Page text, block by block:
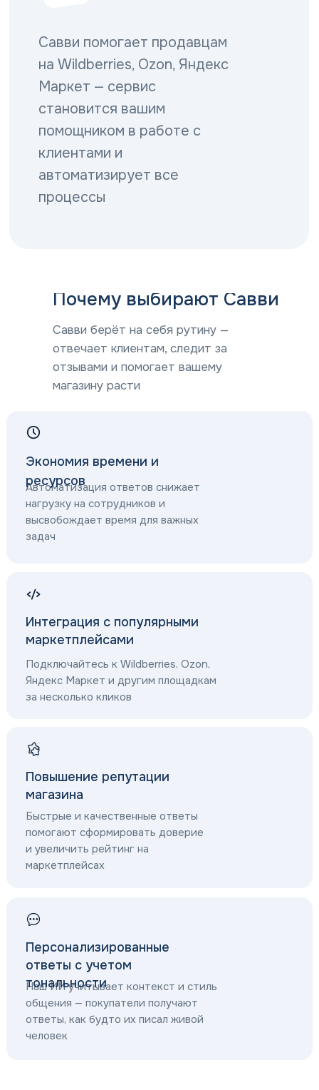
Почтовый адрес:
Реквизиты компании ООО
Савви помогает продавцам
на Wildberries, Ozon, Яндекс
Маркет — сервис
становится вашим
помощником в работе с
клиентами и
автоматизирует все
процессы
Почему выбирают Савви
Савви берёт на себя рутину —
отвечает клиентам, следит за
отзывами и помогает вашему
магазину расти
Автоматизация ответов снижает
нагрузку на сотрудников и
высвобождает время для важных
задач
Экономия времени и
ресурсов
Быстрые и качественные ответы
помогают сформировать доверие
и увеличить рейтинг на
маркетплейсах
Повышение репутации
магазина
Подключайтесь к Wildberries, Ozon,
Яндекс Маркет и другим площадкам
за несколько кликов
Интеграция с популярными
маркетплейсами
Наш ИИ учитывает контекст и стиль
общения — покупатели получают
ответы, как будто их писал живой
человек
Персонализированные
ответы с учетом
тональности